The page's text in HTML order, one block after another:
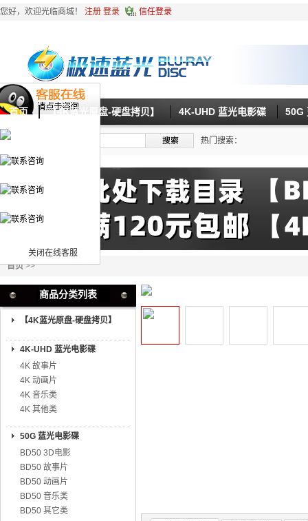
关闭在线客服
您好，欢迎光临商城！ 注册 登录 信任登录
首页 【4K蓝光原盘-硬盘拷贝】 4K-UHD 蓝光电影碟 50G
热门搜索：
首页>>
商品分类列表
【4K蓝光原盘-硬盘拷贝】
4K-UHD 蓝光电影碟
4K 故事片
4K 动画片
4K 音乐类
4K 其他类
50G 蓝光电影碟
BD50 3D电影
BD50 故事片
BD50 动画片
BD50 音乐类
BD50 其它类